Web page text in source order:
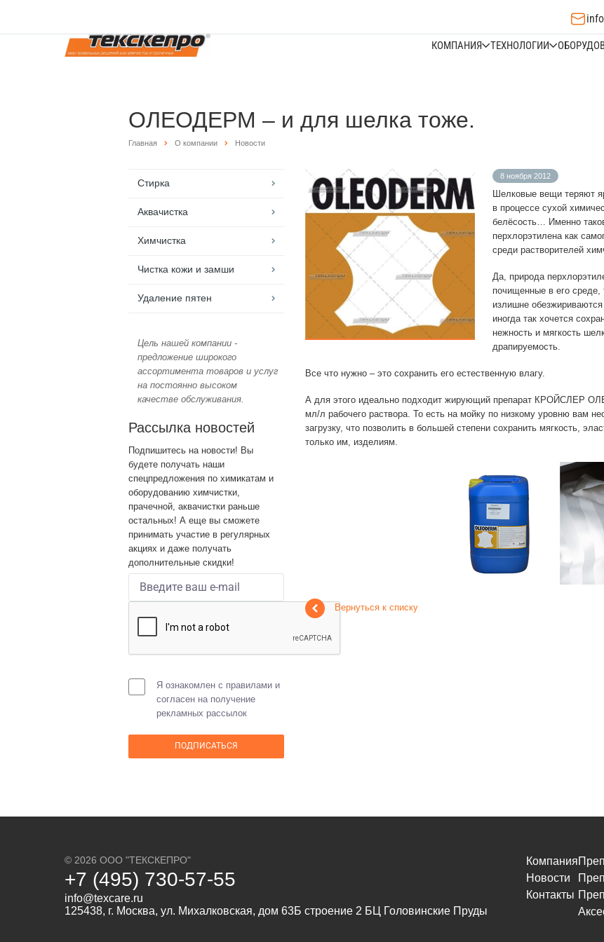
КОМПАНИЯ ТЕХНОЛОГИИ
ОЛЕОДЕРМ – и для шелка тоже.
Главная О компании Новости
Стирка
Аквачистка
Химчистка
Чистка кожи и замши
Удаление пятен
Цель нашей компании -
предложение широкого
ассортимента товаров и услуг
на постоянно высоком
качестве обслуживания.
Рассылка новостей
Подпишитесь на новости! Вы
будете получать наши
спецпредложения по химикатам и
оборудованию химчистки,
прачечной, аквачистки раньше
остальных! А еще вы сможете
принимать участие в регулярных
акциях и даже получать
дополнительные скидки!
Я ознакомлен с правилами и
согласен на получение
рекламных рассылок
8 ноября 2012
Шелковые вещи теряют
в процессе сухой
белёсость… Именно
перхлорэтилена как
среди растворителей
Да, природа
почищенные в его среде,
излишне
иногда так хочется
нежность и мягкость
драпируемость.
Все что нужно – это сохранить его естественную влагу.
А для этого идеально подходит жирующий препарат КРОЙСЛЕР
мл/л рабочего раствора. То есть на мойку по низкому уровню вам
загрузку, что позволить в большей степени сохранить мягкость,
только им, изделиям.
Вернуться к списку
© 2026 ООО "ТЕКСКЕПРО"
+7 (495) 730-57-55
info@texcare.ru
125438, г. Москва, ул. Михалковская, дом 63Б строение 2 БЦ Головинские Пруды
Компания
Новости
Контакты